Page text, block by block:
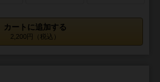
カートに追加する
2,200円（税込）